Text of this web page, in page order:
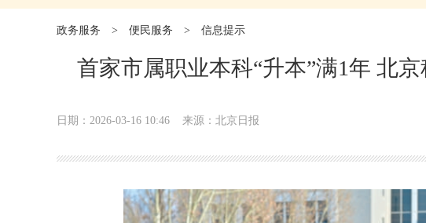
政务服务 > 便民服务 > 信息提示
首家市属职业本科“升本”满1年 北
日期：2026-03-16 10:46 来源：北京日报